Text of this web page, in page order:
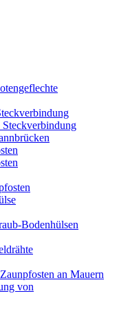
Steckverbindung
Bodenhülsen
an Mauern
von